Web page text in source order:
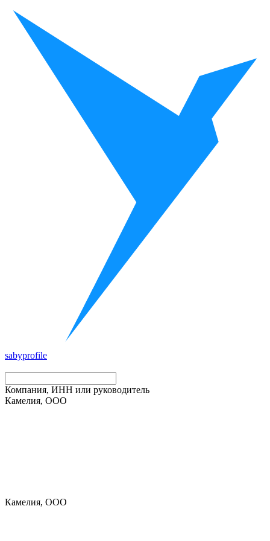
sabyprofile
Компания, ИНН или руководитель
Камелия, ООО
Камелия, ООО